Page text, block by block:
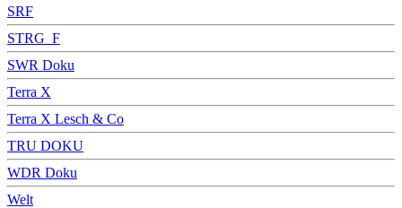
SRF
STRG_F
SWR Doku
Terra X
Terra X Lesch & Co
TRU DOKU
WDR Doku
Welt